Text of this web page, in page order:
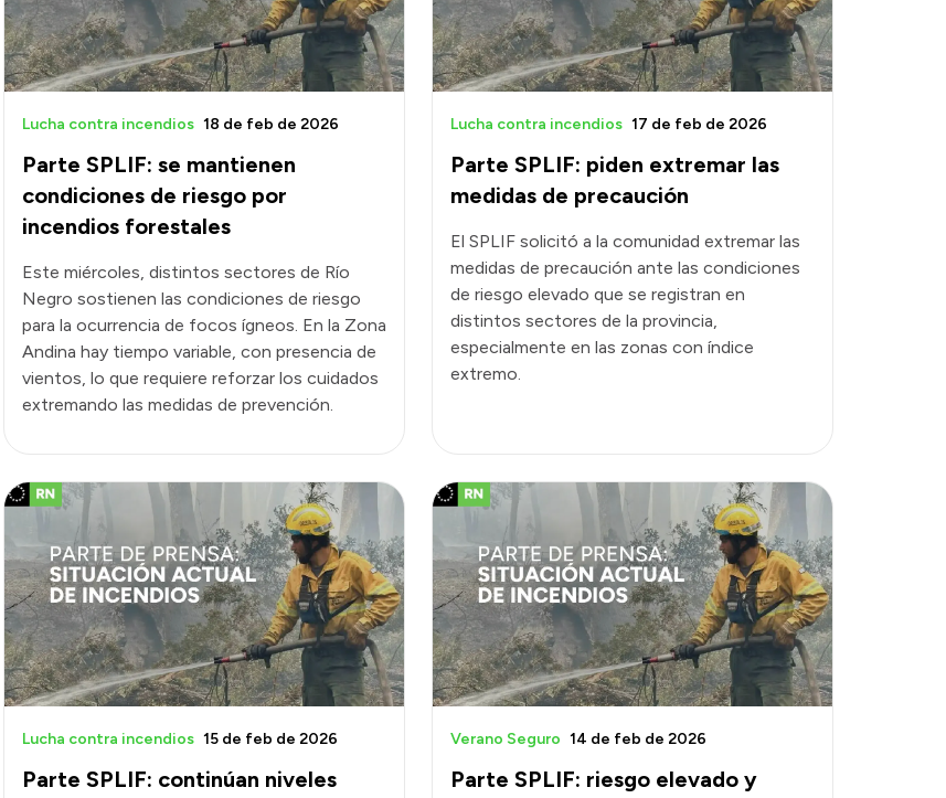
Parte SPLIF: se mantienen
condiciones de riesgo por
incendios forestales
Lucha contra incendios 18 de feb de 2026
Este miércoles, distintos sectores de Río
Negro sostienen las condiciones de riesgo
para la ocurrencia de focos ígneos. En la Zona
Andina hay tiempo variable, con presencia de
vientos, lo que requiere reforzar los cuidados
extremando las medidas de prevención.
Parte SPLIF: piden extremar las
medidas de precaución
Lucha contra incendios 17 de feb de 2026
El SPLIF solicitó a la comunidad extremar las
medidas de precaución ante las condiciones
de riesgo elevado que se registran en
distintos sectores de la provincia,
especialmente en las zonas con índice
extremo.
Parte SPLIF: continúan niveles
Lucha contra incendios 15 de feb de 2026
Parte SPLIF: riesgo elevado y
Verano Seguro 14 de feb de 2026